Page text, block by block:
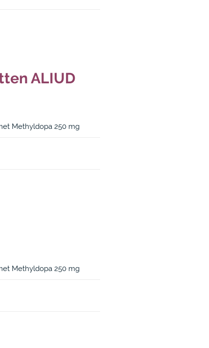
ALIUD
Methyldopa 250 mg
Methyldopa 250 mg